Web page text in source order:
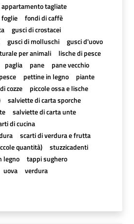
tagliate
foglie
fondi di caffè
gusci di crostacei
gusci di molluschi
gusci d'uovo
per animali
lische di pesce
paglia pane
pane vecchio
pesce pettine in legno
piante
cozze
piccole ossa e lische
salviette di carta sporche
salviette di carta unte
di cucina
scarti di verdura e frutta
quantità)
stuzzicadenti
legno
tappi sughero
uova verdura